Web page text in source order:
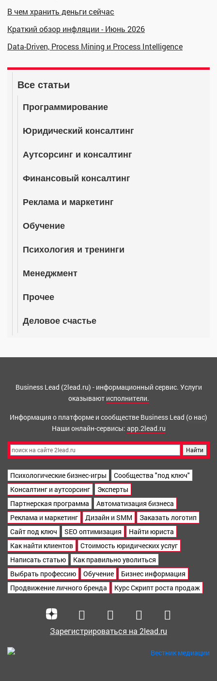
В чем хранить деньги сейчас
Краткий обзор инфляции - Июнь 2026
Data-Driven, Process Mining и Process Intelligence
Все статьи
Программирование
Юридический консалтинг
Аутсорсинг и консалтинг
Финансовый консалтинг
Реклама и маркетинг
Обучение
Психология и тренинги
Менеджмент
Прочее
Деловое счастье
Business Lead (2lead.ru) - информационный сервис. Услуги
оказывают исполнители.
Информация о платформе и сообществе Business Lead (о нас)
Наши онлайн-сервисы: app.2lead.ru
Психологические бизнес-игры
Сообщества "под ключ"
Консалтинг и аутсорсинг
Эксперты
Партнерская программа
Автоматизация бизнеса
Реклама и маркетинг
Дизайн и SMM
Заказать логотип
Сайт под ключ
SEO оптимизация
Найти юриста
Как найти клиентов
Стоимость юридических услуг
Написать статью
Как правильно уволиться
Выбрать профессию
Обучение
Бизнес информация
Продвижение личного бренда
Курс Скрипт роста продаж
Зарегистрироваться на 2lead.ru